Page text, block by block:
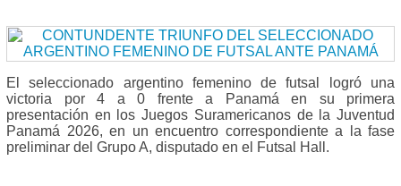
El seleccionado argentino femenino de futsal logró una
victoria por 4 a 0 frente a Panamá en su primera
presentación en los Juegos Suramericanos de la Juventud
Panamá 2026, en un encuentro correspondiente a la fase
preliminar del Grupo A, disputado en el Futsal Hall.